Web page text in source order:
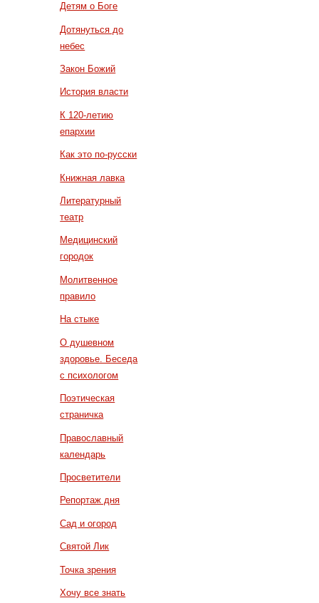
Детям о Боге
Дотянуться до
небес
Закон Божий
История власти
К 120-летию
епархии
Как это по-русски
Книжная лавка
Литературный
театр
Медицинский
городок
Молитвенное
правило
На стыке
О душевном
здоровье. Беседа
с психологом
Поэтическая
страничка
Православный
календарь
Просветители
Репортаж дня
Сад и огород
Святой Лик
Точка зрения
Хочу все знать